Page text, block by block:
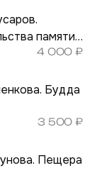
памяти
4 000₽
Будда
3 500₽
Пещера